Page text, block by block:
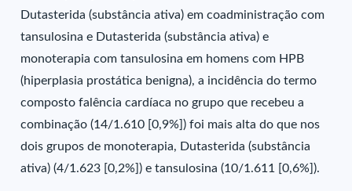
Dutasterida (substância ativa) em coadministração com
tansulosina e Dutasterida (substância ativa) e
monoterapia com tansulosina em homens com HPB
(hiperplasia prostática benigna), a incidência do termo
composto falência cardíaca no grupo que recebeu a
combinação (14/1.610 [0,9%]) foi mais alta do que nos
dois grupos de monoterapia, Dutasterida (substância
ativa) (4/1.623 [0,2%]) e tansulosina (10/1.611 [0,6%]).